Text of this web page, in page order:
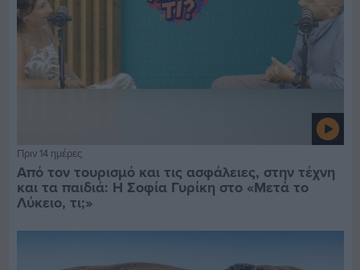
Πριν 14 ημέρες
Από τον τουρισμό και τις ασφάλειες, στην τέχνη
και τα παιδιά: Η Σοφία Γυρίκη στο «Μετά το
Λύκειο, τι;»